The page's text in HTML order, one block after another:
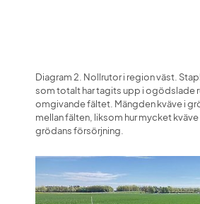
Diagram 2. Nollrutor i region väst.
som totalt har tagits upp i ogödslade
omgivande fältet. Mängden kväve i
mellan fälten, liksom hur mycket
grödans försörjning.